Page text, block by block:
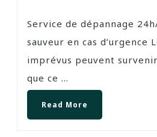
Service de dépannage
sauveur en cas d’urgence
imprévus peuvent
que ce ...
Read More